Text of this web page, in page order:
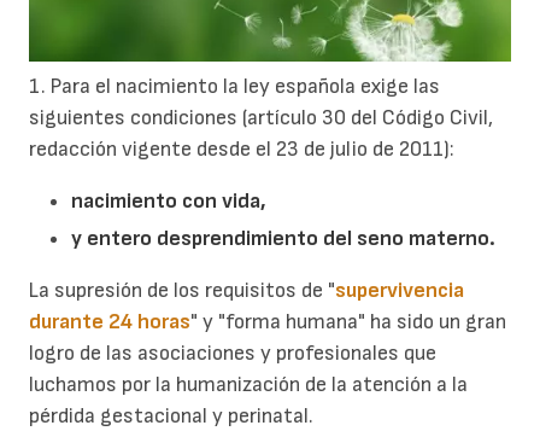
1. Para el nacimiento la ley española exige las
siguientes condiciones (artículo 30 del Código Civil,
redacción vigente desde el 23 de julio de 2011):
nacimiento con vida,
y entero desprendimiento del seno materno.
La supresión de los requisitos de "supervivencia
durante 24 horas" y "forma humana" ha sido un gran
logro de las asociaciones y profesionales que
luchamos por la humanización de la atención a la
pérdida gestacional y perinatal.